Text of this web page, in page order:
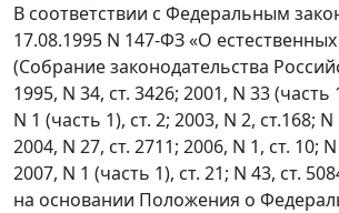
В соответствии с Федеральным
17.08.1995 N 147-ФЗ «О
(Собрание законодательства
1995, N 34, ст. 3426; 2001, N 33 (часть
N 1 (часть 1), ст. 2; 2003, N 2, ст.168; N
2004, N 27, ст. 2711; 2006, N 1, ст. 10;
2007, N 1 (часть 1), ст. 21; N 43, ст.
на основании Положения о